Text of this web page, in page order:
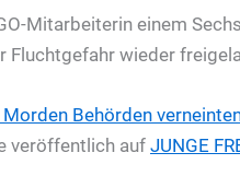
Mitarbeiterin einem
Fluchtgefahr wieder
Morden Behörden
veröffentlich auf JUNGE